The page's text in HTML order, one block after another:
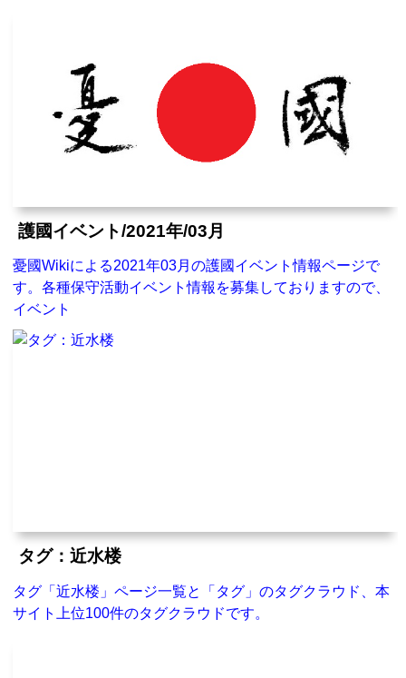
護國イベント/2021年/03月
憂國Wikiによる2021年03月の護國イベント情報ページで
す。各種保守活動イベント情報を募集しておりますので、
イベント
タグ：近水楼
タグ「近水楼」ページ一覧と「タグ」のタグクラウド、本
サイト上位100件のタグクラウドです。